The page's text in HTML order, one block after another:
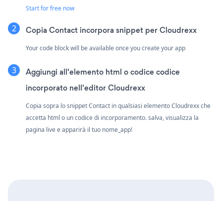
Start for free now
Copia Contact incorpora snippet per Cloudrexx
Your code block will be available once you create your app
Aggiungi all'elemento html o codice codice
incorporato nell'editor Cloudrexx
Copia sopra lo snippet Contact in qualsiasi elemento Cloudrexx che
accetta html o un codice di incorporamento. salva, visualizza la
pagina live e apparirà il tuo nome_app!